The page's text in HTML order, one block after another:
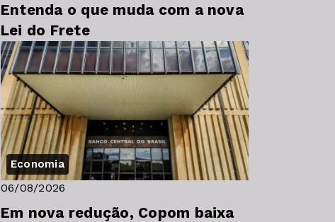
Entenda o que muda com a nova
Lei do Frete
Economia
06/08/2026
Em nova redução, Copom baixa